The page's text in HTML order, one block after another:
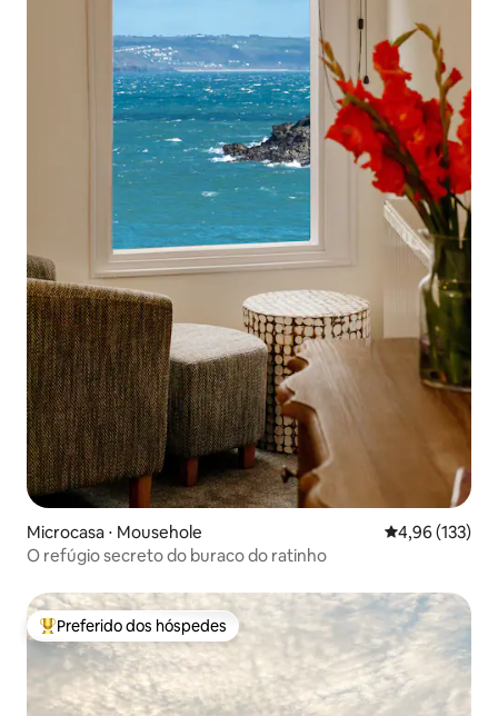
Microcasa ⋅ Mousehole 4,96 de uma
4,96 (133)
O refúgio secreto do buraco do ratinho
Entre os melhores preferidos dos hóspedes
Preferido dos hóspedes